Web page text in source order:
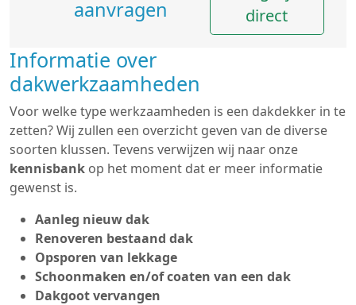
aanvragen
direct
Informatie over
dakwerkzaamheden
Voor welke type werkzaamheden is een dakdekker in te
zetten? Wij zullen een overzicht geven van de diverse
soorten klussen. Tevens verwijzen wij naar onze
kennisbank op het moment dat er meer informatie
gewenst is.
Aanleg nieuw dak
Renoveren bestaand dak
Opsporen van lekkage
Schoonmaken en/of coaten van een dak
Dakgoot vervangen